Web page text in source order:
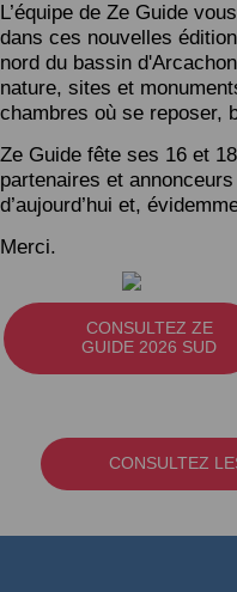
L’équipe de Ze Guide
dans ces nouvelles
nord du bassin
nature, sites et
chambres où se reposer,
Ze Guide fête ses 16 et
partenaires et
d’aujourd’hui et,
Merci.
CONSULTEZ ZE
GUIDE 2026 SUD
CONSULTEZ